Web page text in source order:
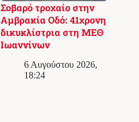
Σοβαρό τροχαίο στην
Αμβρακία Οδό: 41χρονη
δικυκλίστρια στη ΜΕΘ
Ιωαννίνων
6 Αυγούστου 2026,
18:24